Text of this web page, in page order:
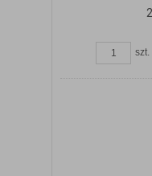
szt.